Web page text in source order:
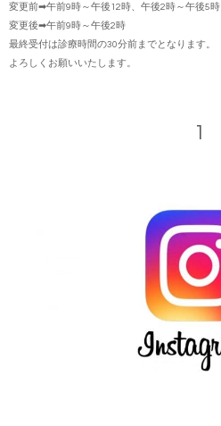
変更前➡午前9時～午後12時、午後2時～午後5時
変更後➡午前9時～午後2時
最終受付は診療時間の30分前までとなります。
よろしくお願いいたします。
1